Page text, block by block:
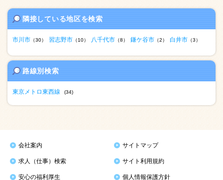
隣接している地区を検索
市川市 （30） 習志野市 （10） 八千代市 （8） 鎌ケ谷市 （2） 白井市 （3）
路線別検索
東京メトロ東西線 (34)
会社案内 サイトマップ
求人（仕事）検索 サイト利用規約
安心の福利厚生 個人情報保護方針